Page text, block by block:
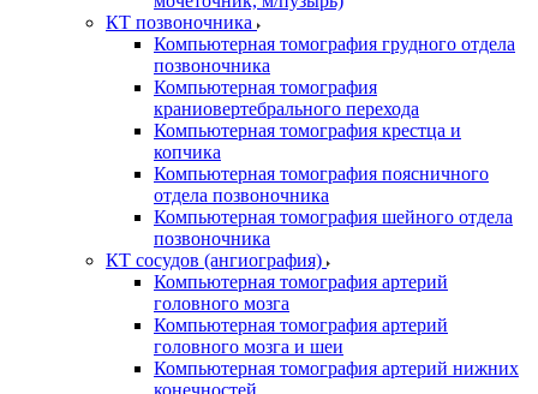
КТ позвоночника
Компьютерная томография грудного отдела
позвоночника
Компьютерная томография
краниовертебрального перехода
Компьютерная томография крестца и
копчика
Компьютерная томография поясничного
отдела позвоночника
Компьютерная томография шейного отдела
позвоночника
КТ сосудов (ангиография)
Компьютерная томография артерий
головного мозга
Компьютерная томография артерий
головного мозга и шеи
Компьютерная томография артерий нижних
конечностей